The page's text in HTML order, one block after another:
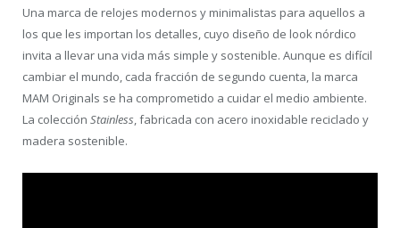
Una marca de relojes modernos y minimalistas para aquellos a
los que les importan los detalles, cuyo diseño de look nórdico
invita a llevar una vida más simple y sostenible. Aunque es difícil
cambiar el mundo, cada fracción de segundo cuenta, la marca
MAM Originals se ha comprometido a cuidar el medio ambiente.
La colección Stainless, fabricada con acero inoxidable reciclado y
madera sostenible.